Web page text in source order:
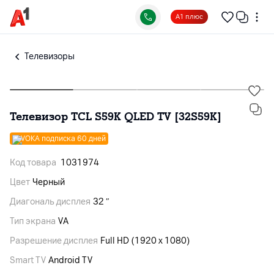
А1 плюс
Телевизоры
Телевизор TCL S59K QLED TV [32S59K]
VOKA подписка 60 дней
Код товара 1031974
Цвет Черный
Диагональ дисплея 32 ″
Тип экрана VA
Разрешение дисплея Full HD (1920 x 1080)
Smart TV Android TV